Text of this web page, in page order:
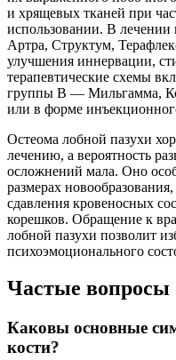
и хрящевых тканей при
использовании. В
Артра, Структум,
улучшения иннервации,
терапевтические схемы
группы B — Мильгамма,
или в форме
Остеома лобной пазухи
лечению, а вероятность
осложнений мала. Оно
размерах
сдавления кровеносных
корешков. Обращение к
лобной пазухи позволит
психоэмоционального
Частые вопросы
Каковы основные
кости?